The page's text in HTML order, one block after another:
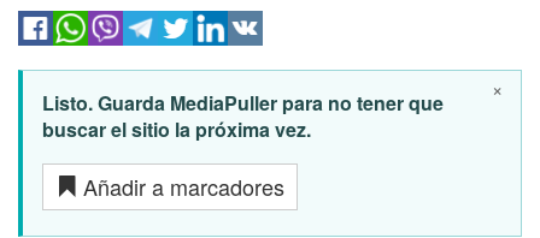
×
Listo. Guarda MediaPuller para no tener que
buscar el sitio la próxima vez.
Añadir a marcadores